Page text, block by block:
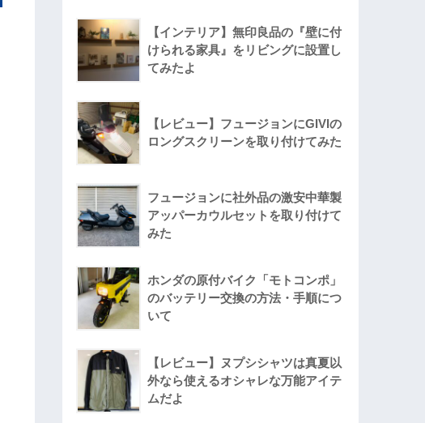
【インテリア】無印良品の『壁に付
けられる家具』をリビングに設置し
てみたよ
【レビュー】フュージョンにGIVIの
ロングスクリーンを取り付けてみた
フュージョンに社外品の激安中華製
アッパーカウルセットを取り付けて
みた
ホンダの原付バイク「モトコンポ」
のバッテリー交換の方法・手順につ
いて
【レビュー】ヌプシシャツは真夏以
外なら使えるオシャレな万能アイテ
ムだよ